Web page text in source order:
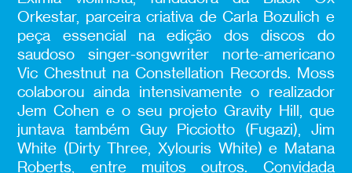
Orkestar, parceira criativa de Carla Bozulich e
peça essencial na edição dos discos do
saudoso singer-songwriter norte-americano
Vic Chestnut na Constellation Records. Moss
colaborou ainda intensivamente o realizador
Jem Cohen e o seu projeto Gravity Hill, que
juntava também Guy Picciotto (Fugazi), Jim
White (Dirty Three, Xylouris White) e Matana
Roberts, entre muitos outros. Convidada